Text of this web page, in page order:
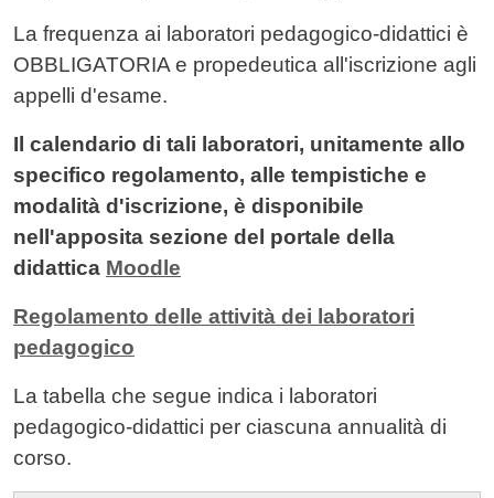
La frequenza ai laboratori pedagogico-didattici è
OBBLIGATORIA e propedeutica all'iscrizione agli
appelli d'esame.
Il calendario di tali laboratori, unitamente allo
specifico regolamento, alle tempistiche e
modalità d'iscrizione, è disponibile
nell'apposita sezione del portale della
didattica Moodle
Regolamento delle attività dei laboratori
pedagogico
La tabella che segue indica i laboratori
pedagogico-didattici per ciascuna annualità di
corso.